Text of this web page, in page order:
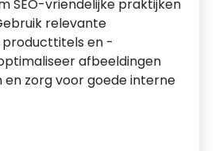
SEO-vriendelijke praktijken
relevante
producttitels en -
afbeeldingen
zorg voor goede interne